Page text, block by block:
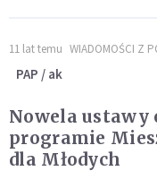
11 lat temu WIADOMOŚCI Z
PAP / ak
Nowela ustawy
programie
dla Młodych